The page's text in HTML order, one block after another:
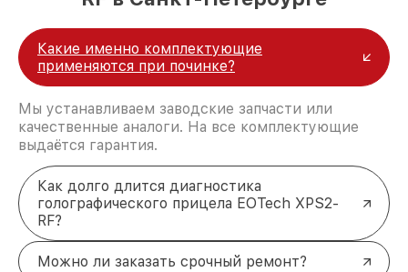
Какие именно комплектующие
применяются при починке?
Мы устанавливаем заводские запчасти или
качественные аналоги. На все комплектующие
выдаётся гарантия.
Как долго длится диагностика
голографического прицела EOTech XPS2-
RF?
Можно ли заказать срочный ремонт?